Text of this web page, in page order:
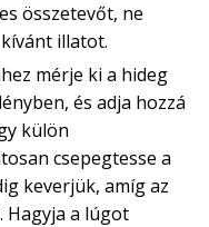
összetevőt, ne
illatot.
mérje ki a hideg
és adja hozzá
külön
csepegtesse a
keverjük, amíg az
Hagyja a lúgot